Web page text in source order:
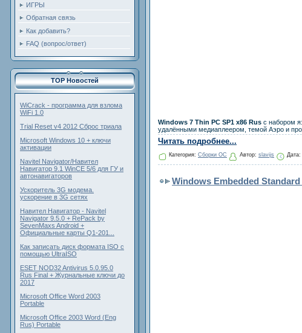
ИГРЫ
Обратная связь
Как добавить?
FAQ (вопрос/ответ)
TOP Новостей
WiCrack - программа для взлома
WiFi 1.0
Trial Reset v4 2012 Сброс триала
Microsoft Windows 10 + ключи
активации
Navitel Navigator/Навител
Навигатор 9.1 WinCE 5/6 для ГУ и
автонавигаторов
Ускоритель 3G модема.
ускорение в 3G сетях
Навител Навигатор - Navitel
Navigator 9.5.0 + RePack by
SevenMaxs Android +
Официальные карты Q1-201...
Как записать диск формата ISO с
помощью UltraISO
ESET NOD32 Antivirus 5.0.95.0
Rus Final + Журнальные ключи до
2017
Microsoft Office Word 2003
Portable
Microsoft Office 2003 Word (Eng
Rus) Portable
Windows 7 Thin PC SP1 x86 Rus с набором
удалёнными медиаплеером, темой Аэро и
Читать подробнее...
Категория: Сборки ОС Автор: slavijs Дата:
Windows Embedded